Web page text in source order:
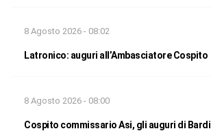
8 Agosto 2026 - 08:02
Latronico: auguri all’Ambasciatore Cospito
8 Agosto 2026 - 08:00
Cospito commissario Asi, gli auguri di Bardi